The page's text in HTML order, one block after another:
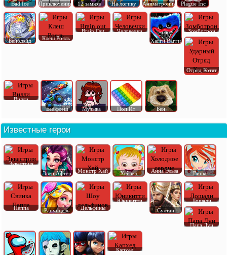
Bad Ice Приключения 12 замков На логику Аниматроник Plague Inc
Бейблэйд Клеш Рояль
Brain Out
Человечки
Хагги Вагги
Зомботрон
Отряд Котят
Вилли
Без флеш
Музыка Поп Ит Бен
Известные герои
Эквестрия
Эвер Афтер
Монстр Хай Хейзел Анна Эльза Винкс
Пеппа Рапунцель Дельфины
Юникитти
Султан
Лошади
Папа Луи
Капхед